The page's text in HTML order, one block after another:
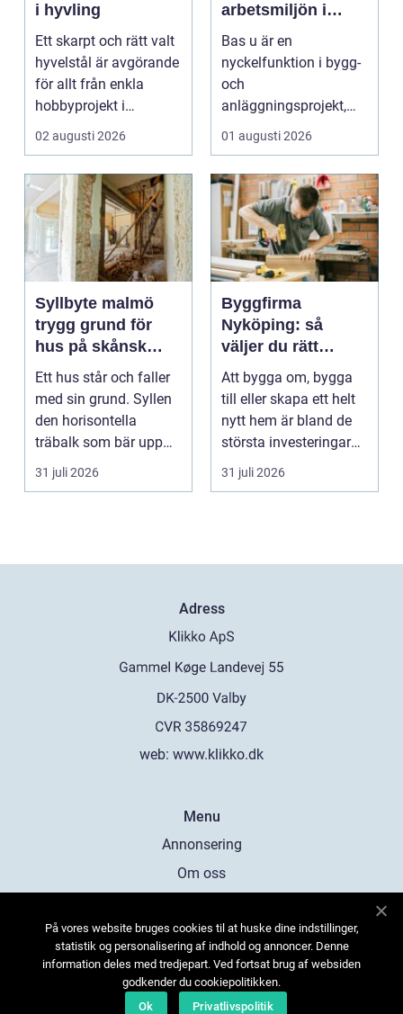
i hyvling
Ett skarpt och rätt valt
hyvelstål är avgörande
för allt från enkla
hobbyprojekt i
verkstaden till k...
02 augusti 2026
arbetsmiljön i
byggprojekt
Bas u är en
nyckelfunktion i bygg-
och
anläggningsprojekt,
med ansvar för att
01 augusti 2026
Syllbyte malmö
trygg grund för
hus på skånsk
mark
Ett hus står och faller
med sin grund. Syllen
den horisontella
träbalk som bär upp
väggarna mot pla...
31 juli 2026
Byggfirma
Nyköping: så
väljer du rätt
partner för ditt
projekt
Att bygga om, bygga
till eller skapa ett helt
nytt hem är bland de
största investeringar
m...
31 juli 2026
Adress
web: www.klikko.dk
Menu
Annonsering
Om oss
Kontakta oss
Sitemap
På vores website bruges cookies til at huske dine indstillinger,
statistik og personalisering af indhold og annoncer. Denne
information deles med tredjepart. Ved fortsat brug af websiden
godkender du cookiepolitikken.
Ok
Privatlivspolitik